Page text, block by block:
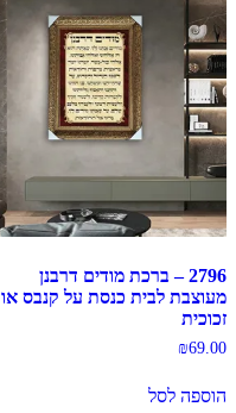
2796 – ברכת מודים דרבנן
מעוצבת לבית כנסת על קנבס או
זכוכית
₪69.00
הוספה לסל